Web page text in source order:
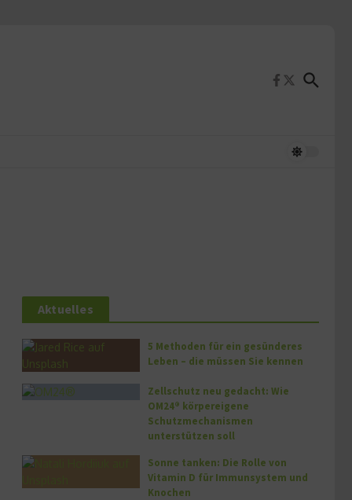
Aktuelles
5 Methoden für ein gesünderes
Leben – die müssen Sie kennen
Zellschutz neu gedacht: Wie
OM24® körpereigene
Schutzmechanismen
unterstützen soll
Sonne tanken: Die Rolle von
Vitamin D für Immunsystem und
Knochen